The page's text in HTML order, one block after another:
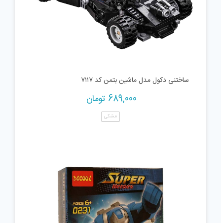
ساختنی دکول مدل ماشین بتمن کد ۷۱۱۷
689,000 تومان
مشکی